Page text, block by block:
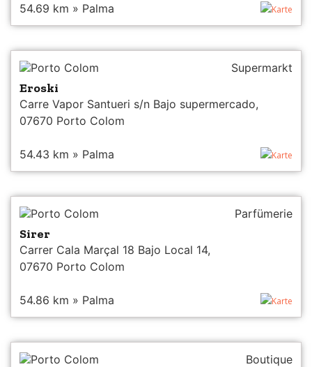
54.69 km » Palma Karte
Porto Colom Supermarkt
Eroski
Carre Vapor Santueri s/n Bajo supermercado,
07670 Porto Colom
54.43 km » Palma Karte
Porto Colom Parfümerie
Sirer
Carrer Cala Marçal 18 Bajo Local 14,
07670 Porto Colom
54.86 km » Palma Karte
Porto Colom Boutique